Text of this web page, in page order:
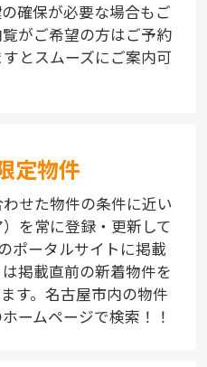
確保が必要な場合もご
がご希望の方はご予約
とスムーズにご案内可
定物件
せた物件の条件に近い
を常に登録・更新して
ポータルサイトに掲載
掲載直前の新着物件を
す。名古屋市内の物件
ームページで検索！！